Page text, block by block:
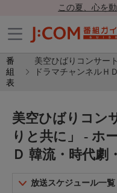
この夏、心を
番
組
表
美空ひばりコンサー
ドラマチャンネルＨ
美空ひばりコン
りと共に」 - ホ
Ｄ 韓流・時代劇
放送スケジュール一覧